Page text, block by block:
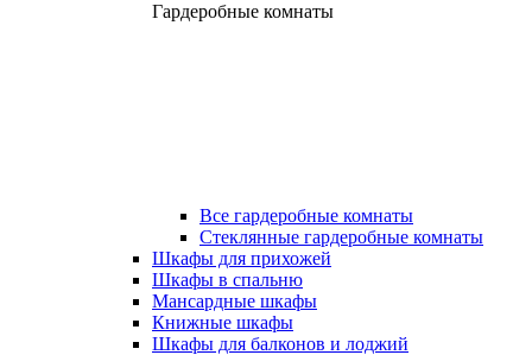
Гардеробные комнаты
Все гардеробные комнаты
Стеклянные гардеробные комнаты
Шкафы для прихожей
Шкафы в спальню
Мансардные шкафы
Книжные шкафы
Шкафы для балконов и лоджий